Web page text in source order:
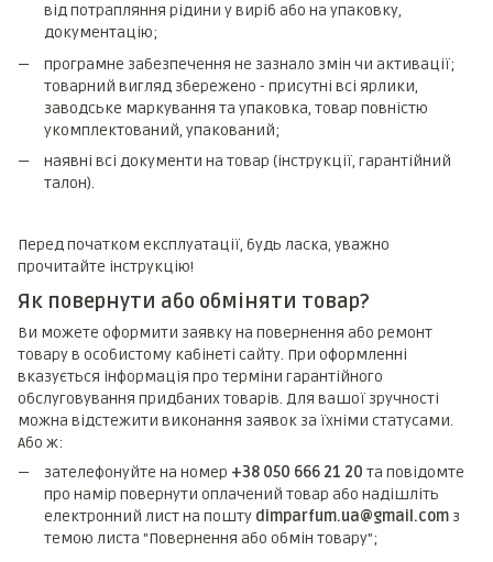
від потрапляння рідини у виріб або на упаковку,
документацію;
програмне забезпечення не зазнало змін чи активації;
товарний вигляд збережено - присутні всі ярлики,
заводське маркування та упаковка, товар повністю
укомплектований, упакований;
наявні всі документи на товар (інструкції, гарантійний
талон).
Перед початком експлуатації, будь ласка, уважно
прочитайте інструкцію!
Як повернути або обміняти товар?
Ви можете оформити заявку на повернення або ремонт
товару в особистому кабінеті сайту. При оформленні
вказується інформація про терміни гарантійного
обслуговування придбаних товарів. Для вашої зручності
можна відстежити виконання заявок за їхніми статусами.
Або ж:
зателефонуйте на номер +38 050 666 21 20 та повідомте
про намір повернути оплачений товар або надішліть
електронний лист на пошту dimparfum.ua@gmail.com з
темою листа "Повернення або обмін товару";